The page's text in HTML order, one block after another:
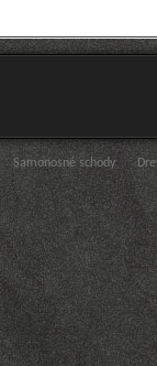
Samonosné schody